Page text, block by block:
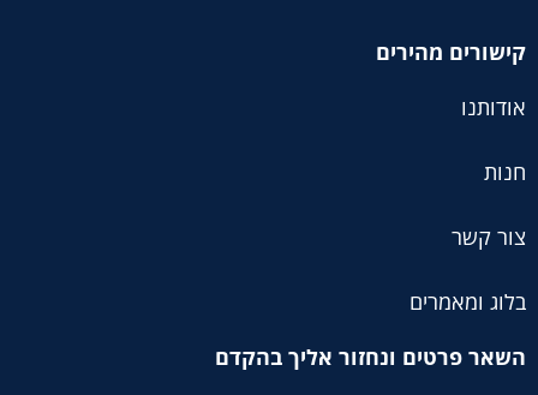
קישורים מהירים
אודותנו
חנות
צור קשר
בלוג ומאמרים
השאר פרטים ונחזור אליך בהקדם